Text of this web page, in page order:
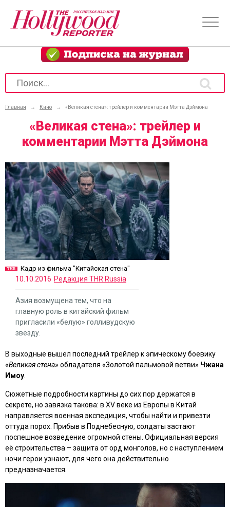
Главная → Кино → «Великая стена»: трейлер и комментарии Мэтта Дэймона
«Великая стена»: трейлер и
комментарии Мэтта Дэймона
Кадр из фильма "Китайская стена"
10.10.2016 Редакция THR Russia
Азия возмущена тем, что на
главную роль в китайский фильм
пригласили «белую» голливудскую
звезду.
В выходные вышел последний трейлер к эпическому боевику
«Великая стена» обладателя «Золотой пальмовой ветви» Чжана
Имоу
Сюжетные подробности картины до сих пор держатся в
секрете, но завязка такова: в XV веке из Европы в Китай
направляется военная экспедиция, чтобы найти и привезти
оттуда порох. Прибыв в Поднебесную, солдаты застают
поспешное возведение огромной стены. Официальная версия
её строительства – защита от орд монголов, но с наступлением
ночи герои узнают, для чего она действительно
предназначается.